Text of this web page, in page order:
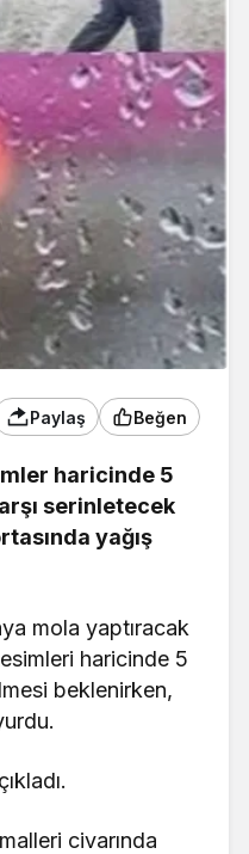
Paylaş Beğen
haricinde 5
serinletecek
yağış
mola yaptıracak
haricinde 5
beklenirken,
civarında